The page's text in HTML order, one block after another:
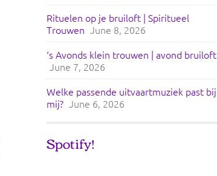
Rituelen op je bruiloft | Spiritueel
Trouwen June 8, 2026
‘s Avonds klein trouwen | avond bruiloft
June 7, 2026
Welke passende uitvaartmuziek past bij
mij? June 6, 2026
Spotify!